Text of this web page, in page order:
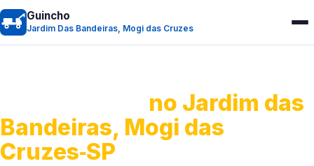
Guincho
Jardim Das Bandeiras, Mogi das Cruzes
no Jardim das
Bandeiras, Mogi das
Cruzes‑SP